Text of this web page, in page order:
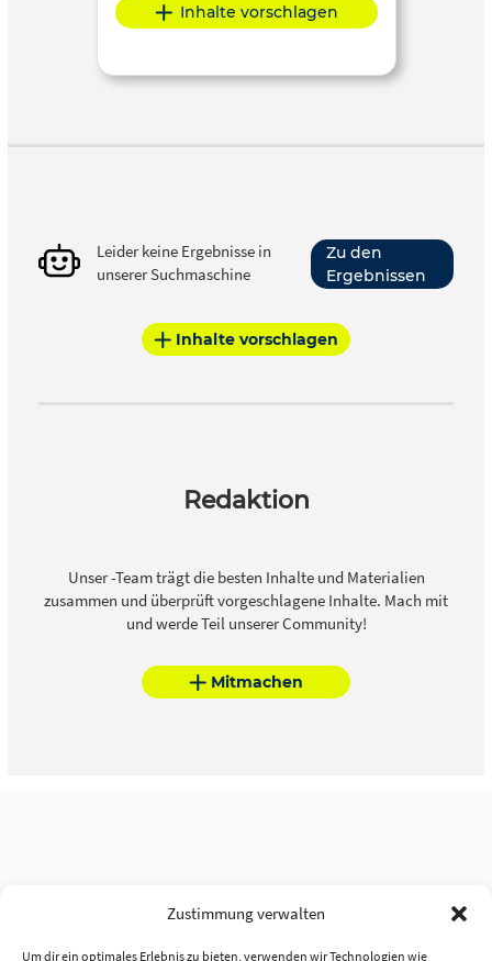
Zustimmung verwalten
Um dir ein optimales Erlebnis zu bieten, verwenden wir Technologien wie
Inhalte vorschlagen
Leider keine Ergebnisse in
unserer Suchmaschine
Zu den
Ergebnissen
Inhalte vorschlagen
Redaktion
Unser -Team trägt die besten Inhalte und Materialien
zusammen und überprüft vorgeschlagene Inhalte. Mach mit
und werde Teil unserer Community!
Mitmachen